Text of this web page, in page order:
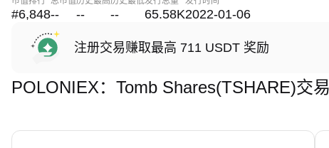
#6,848-- -- -- 65.58K2022-01-06
注册交易赚取最高 711 USDT 奖励
POLONIEX：Tomb Shares(TSHARE)交